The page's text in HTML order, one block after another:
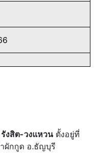
งสิต-วงแหวนตั้งอยู่ที่
ผักกูด อ.ธัญบุรี